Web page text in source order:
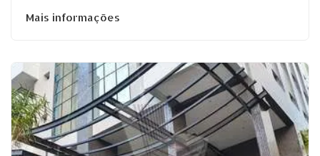
Mais informações